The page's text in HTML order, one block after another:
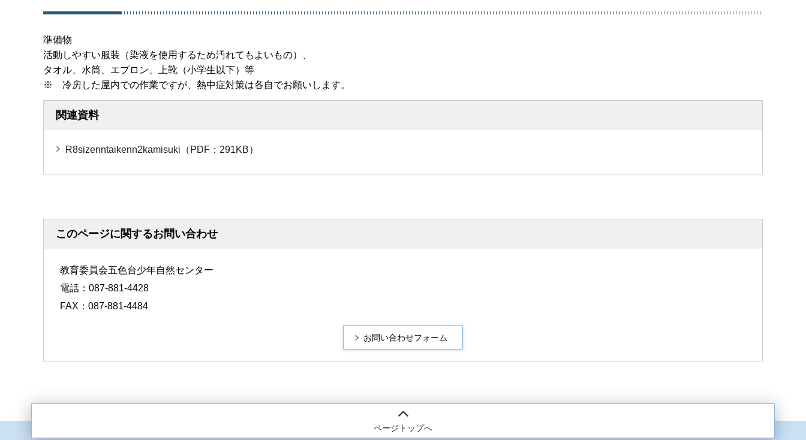
準備物
活動しやすい服装（染液を使用するため汚れてもよいもの）、
タオル、水筒、エプロン、上靴（小学生以下）等
※ 冷房した屋内での作業ですが、熱中症対策は各自でお願いします。
関連資料
R8sizenntaikenn2kamisuki（PDF：291KB）
このページに関するお問い合わせ
教育委員会五色台少年自然センター
電話：087-881-4428
FAX：087-881-4484
ページトップへ